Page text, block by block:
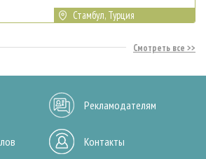
Стамбул, Турция
Смотреть все
Рекламодателям
Контакты